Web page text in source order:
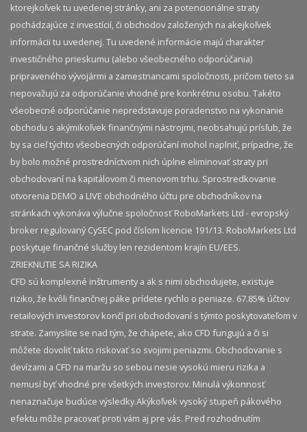
ktorejkoľvek tu uvedenej stránky, ani za potencionálne straty
pochádzajúce z investícií, či obchodov založených na akejkoľvek
informácii tu uvedenej. Tu uvedené informácie majú charakter
investičného prieskumu (alebo všeobecného odporúčania)
pripraveného vývojármi a zamestnancami spoločnosti, pričom tieto sa
nepovažujú za odporúčanie vhodné pre konkrétnu osobu. Takéto
všeobecné odporúčanie nepredstavuje poradenstvo na vykonanie
obchodu s akýmikoľvek finančnými nástrojmi, neobsahujú prísľub, že
by sa cieľ týchto všeobecných odporúčaní mohol naplniť, prípadne, že
by bolo možné prostredníctvom nich úplne eliminovať straty pri
obchodovaní na kapitálovom či menovom trhu. Sprostredkovanie
otvorenia DEMO a LIVE obchodného účtu pre obchodníkov na
stránkach vykonáva výlučne spoločnosť RoboMarkets Ltd - evropský
broker regulovaný CySEC pod číslom licencie 191/13. RoboMarkets Ltd
poskytuje finančné služby len rezidentom krajín EU/EES.
ZRIEKNUTIE SA RIZIKA
CFD sú komplexné inštrumenty a ak s nimi obchodujete, existuje
riziko, že kvôli finančnej páke prídete rychlo o peniaze. 67.85% účtov
retailových investorov končí pri obchodovaní s týmto poskytovateľom v
strate. Zamyslite se nad tým, že chápete, ako CFD fungujú a či si
môžete dovoliť takto riskovať so svojimi peniazmi. Obchodovanie s
devízami a CFD na maržu so sebou nesie vysokú mieru rizika a
nemusí byť vhodné pre všetkých investorov. Minulá výkonnosť
nenaznačuje budúce výsledky.​ Akýkoľvek vysoký stupeň pákového
efektu môže pracovať proti vám aj pre vás. Pred rozhodnutím